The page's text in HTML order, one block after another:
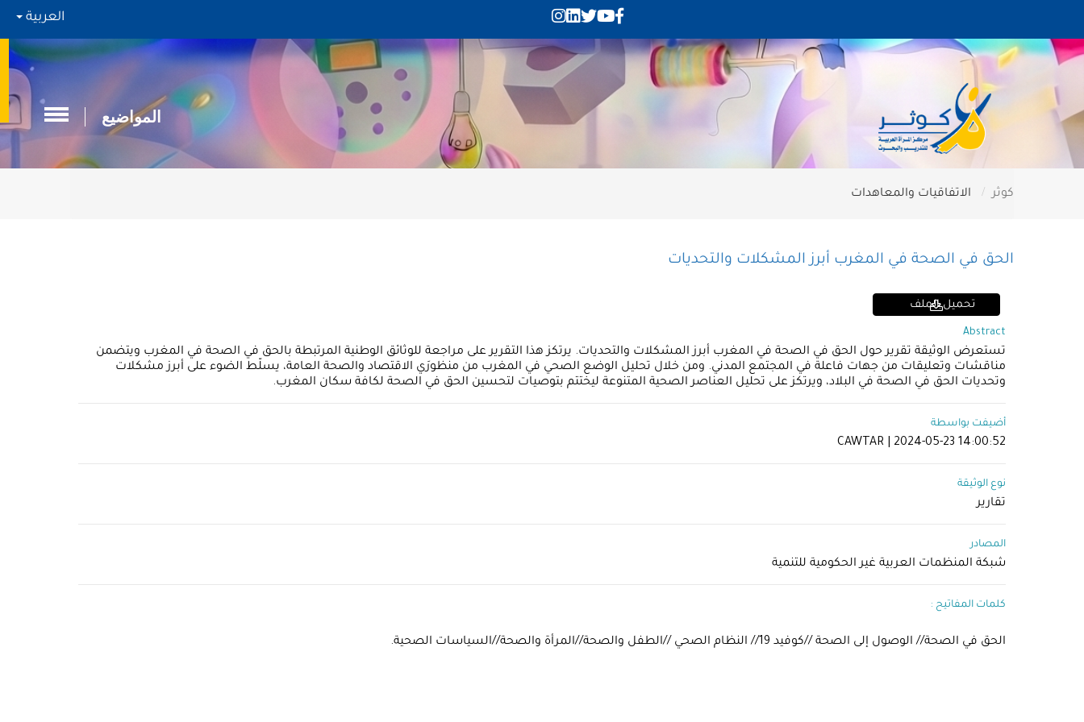
العربية
المواضيع
كوثر الاتفاقيات والمعاهدات
الحق في الصحة في المغرب أبرز المشكلات والتحديات
تحميل الملف
Abstract
تستعرض الوثيقة تقرير حول الحق في الصحة في المغرب أبرز المشكلات والتحديات. يرتكز هذا التقرير على مراجعة للوثائق الوطنية المرتبطة بالحق في الصحة في المغرب ويتضمن
مناقشات وتعليقات من جهات فاعلة في المجتمع المدني. ومن خلال تحليل الوضع الصحي في المغرب من منظورَي الاقتصاد والصحة العامة، يسلّط الضوء على أبرز مشكلات
وتحديات الحق في الصحة في البلاد، ويرتكز على تحليل العناصر الصحية المتنوعة ليختتم بتوصيات لتحسين الحق في الصحة لكافة سكان المغرب.
أضيفت بواسطة
CAWTAR | 2024-05-23 14:00:52
نوع الوثيقة
تقارير
المصادر
شبكة المنظمات العربية غير الحكومية للتنمية
كلمات المفاتيح :
الحق في الصحة// الوصول إلى الصحة //كوفيد 19// النظام الصحي //الطفل والصحة//المرأة والصحة//السياسات الصحية.